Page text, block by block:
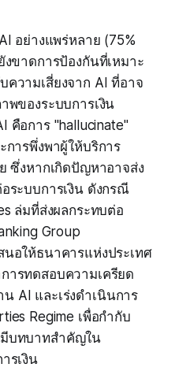
อย่างแพร่หลาย (75%
ขาดการป้องกันที่เหมาะ
ความเสี่ยงจาก AI ที่อาจ
พของระบบการเงิน
คือการ "hallucinate"
การพึ่งพาผู้ให้บริการ
ซึ่งหากเกิดปัญหาอาจส่ง
ระบบการเงิน ดังกรณี
ล่มที่ส่งผลกระทบต่อ
Group
อให้ธนาคารแห่งประเทศ
ารทดสอบความเครียด
AI และเร่งดำเนินการ
Regime เพื่อกำกับ
บทบาทสำคัญใน
รเงิน